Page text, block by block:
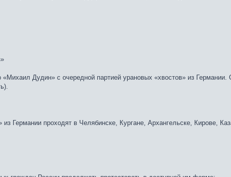
Дудин» с очередной партией урановых «хвостов» из
Германии проходят в Челябинске, Кургане, Архангельске, Кирове,